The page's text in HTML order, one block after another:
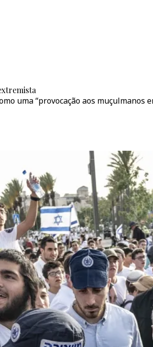
uma “provocação aos muçulmanos